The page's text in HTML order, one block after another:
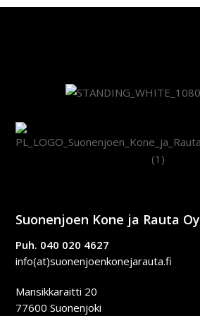
Suonenjoen Kone ja Rauta Oy
Puh. 040 020 4627
info(at)suonenjoenkonejarauta.fi
Mansikkaraitti 20
77600 Suonenjoki